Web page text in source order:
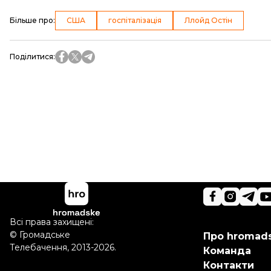
Більше про: США госпіталізація Ллойд Остін
Поділитися:
Про
Команда
Контакти
Всі права захищені:
© Громадське
Телебачення, 2013-2026.